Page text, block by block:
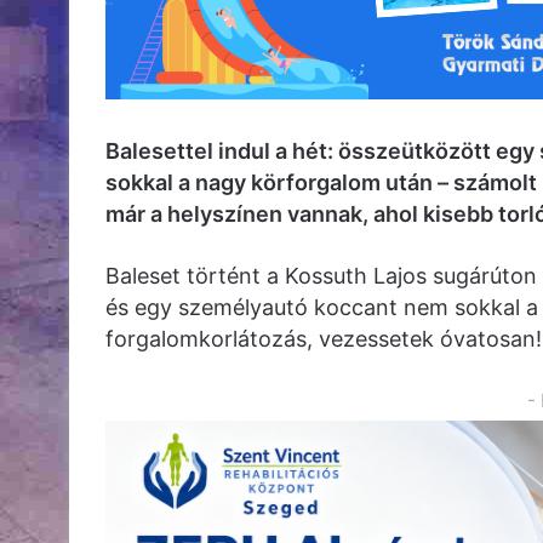
Balesettel indul a hét: összeütközött egy
sokkal a nagy körforgalom után –
már a helyszínen vannak, ahol kisebb
Baleset történt a Kossuth Lajos
és egy személyautó koccant nem sokkal
forgalomkorlátozás, vezessetek óvatosan!
-